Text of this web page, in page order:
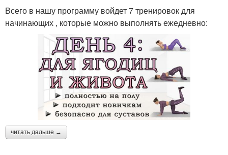
Всего в нашу программу войдет 7 тренировок для
начинающих , которые можно выполнять ежедневно:
читать дальше →